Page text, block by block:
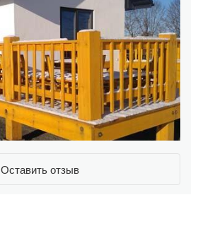
Оставить отзыв